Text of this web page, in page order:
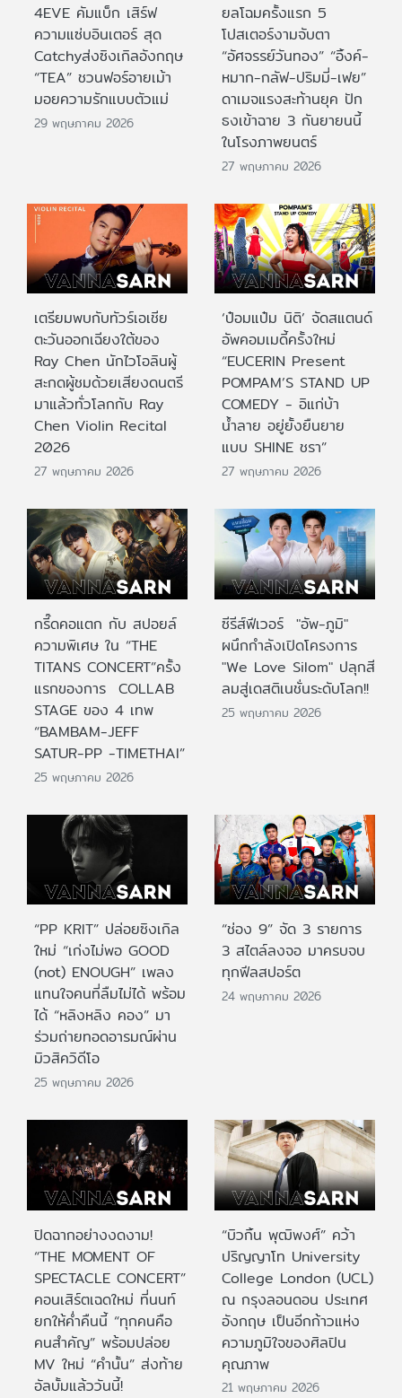
4EVE คัมแบ็ก เสิร์ฟ
ความแซ่บอินเตอร์ สุด
Catchyส่งซิงเกิลอังกฤษ
“TEA” ชวนฟอร์อายเม้า
มอยความรักแบบตัวแม่
29 พฤษภาคม 2026
ยลโฉมครั้งแรก 5
โปสเตอร์งามจับตา
“อัศจรรย์วันทอง” “อิ้งค์-
หมาก-กลัฟ-ปริมมี่-เฟย”
ดาเมจแรงสะท้านยุค ปัก
ธงเข้าฉาย 3 กันยายนนี้
ในโรงภาพยนตร์
27 พฤษภาคม 2026
เตรียมพบกับทัวร์เอเชีย
ตะวันออกเฉียงใต้ของ
Ray Chen นักไวโอลินผู้
สะกดผู้ชมด้วยเสียงดนตรี
มาแล้วทั่วโลกกับ Ray
Chen Violin Recital
2026
27 พฤษภาคม 2026
‘ป๋อมแป๋ม นิติ’ จัดสแตนด์
อัพคอมเมดี้ครั้งใหม่
“EUCERIN Present
POMPAM’S STAND UP
COMEDY - อิแก่บ้า
น้ำลาย อยู่ยั้งยืนยาย
แบบ SHINE ชรา”
27 พฤษภาคม 2026
กรี๊ดคอแตก กับ สปอยล์
ความพิเศษ ใน “THE
TITANS CONCERT”ครั้ง
แรกของการ COLLAB
STAGE ของ 4 เทพ
“BAMBAM-JEFF
SATUR-PP -TIMETHAI”
25 พฤษภาคม 2026
ซีรีส์ฟีเวอร์ "อัพ-ภูมิ"
ผนึกกำลังเปิดโครงการ
"We Love Silom" ปลุกสี
ลมสู่เดสติเนชั่นระดับโลก!!
25 พฤษภาคม 2026
“PP KRIT” ปล่อยซิงเกิล
ใหม่ “เก่งไม่พอ GOOD
(not) ENOUGH” เพลง
แทนใจคนที่ลืมไม่ได้ พร้อม
ได้ “หลิงหลิง คอง” มา
ร่วมถ่ายทอดอารมณ์ผ่าน
มิวสิควิดีโอ
25 พฤษภาคม 2026
“ช่อง 9” จัด 3 รายการ
3 สไตล์ลงจอ มาครบจบ
ทุกฟีลสปอร์ต
24 พฤษภาคม 2026
ปิดฉากอย่างงดงาม!
“THE MOMENT OF
SPECTACLE CONCERT”
คอนเสิร์ตเฉดใหม่ ที่นนท์
ยกให้ค่ำคืนนี้ “ทุกคนคือ
คนสำคัญ” พร้อมปล่อย
MV ใหม่ “คำนั้น” ส่งท้าย
อัลบั้มแล้ววันนี้!
“บิวกิ้น พุฒิพงศ์” คว้า
ปริญญาโท University
College London (UCL)
ณ กรุงลอนดอน ประเทศ
อังกฤษ เป็นอีกก้าวแห่ง
ความภูมิใจของศิลปิน
คุณภาพ
21 พฤษภาคม 2026